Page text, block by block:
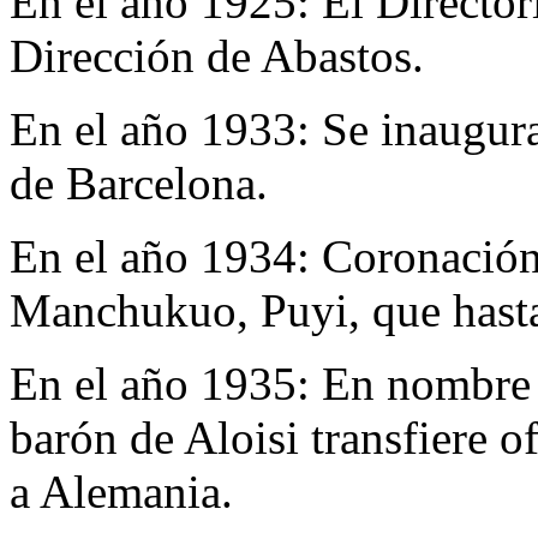
Dirección de Abastos.
En el año 1933: Se
de Barcelona.
En el año 1934:
Manchukuo, Puyi, que
En el año 1935: En
barón de Aloisi transfiere
a Alemania.